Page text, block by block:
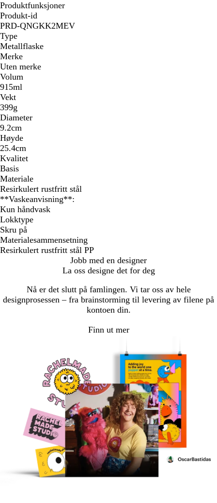
Produktfunksjoner
Produkt-id
PRD-QNGKK2MEV
Type
Metallflaske
Merke
Uten merke
Volum
915ml
Vekt
399g
Diameter
9.2cm
Høyde
25.4cm
Kvalitet
Basis
Materiale
Resirkulert rustfritt stål
**Vaskeanvisning**:
Kun håndvask
Lokktype
Skru på
Materialesammensetning
Resirkulert rustfritt stål PP
Jobb med en designer
La oss designe det for deg
Nå er det slutt på famlingen. Vi tar oss av hele
designprosessen – fra brainstorming til levering av filene på
kontoen din.
Finn ut mer